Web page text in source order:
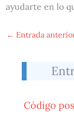
ayudarte en lo
← Entrada
Código